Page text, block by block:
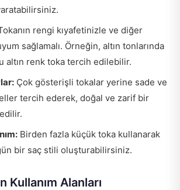
rengi kıyafetinizle ve diğer
sağlamalı. Örneğin, altın tonlarında
altın renk toka tercih edilebilir.
Çok gösterişli tokalar yerine sade ve
tercih ederek, doğal ve zarif bir
Birden fazla küçük toka kullanarak
bir saç stili oluşturabilirsiniz.
Kullanım Alanları